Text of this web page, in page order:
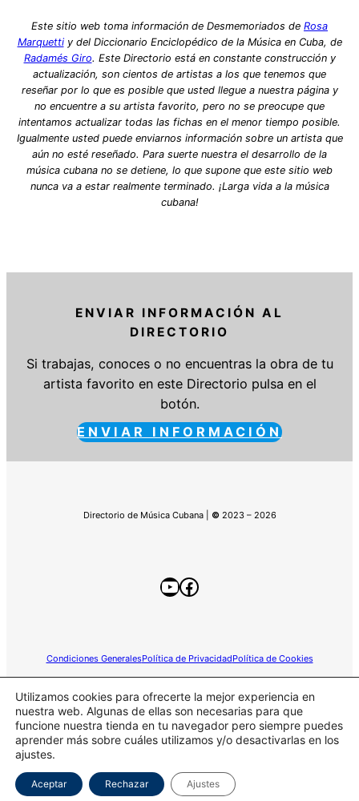
Este sitio web toma información de Desmemoriados de Rosa
Marquettiy del Diccionario Enciclopédico de la Música en Cuba, de
Radamés Giro. Este Directorio está en constante construcción y
actualización, son cientos de artistas a los que tenemos que
reseñar por lo que es posible que usted llegue a nuestra página y
no encuentre a su artista favorito, pero no se preocupe que
intentamos actualizar todas las fichas en el menor tiempo posible.
Igualmente usted puede enviarnos información sobre un artista que
aún no esté reseñado. Para suerte nuestra el desarrollo de la
música cubana no se detiene, lo que supone que este sitio web
nunca va a estar realmente terminado. ¡Larga vida a la música
cubana!
ENVIAR INFORMACIÓN AL
DIRECTORIO
Si trabajas, conoces o no encuentras la obra de tu
artista favorito en este Directorio pulsa en el
botón.
ENVIAR INFORMACIÓN
Directorio de Música Cubana | © 2023 – 2026
YouTube
Facebook
Condiciones GeneralesPolítica de PrivacidadPolítica de Cookies
Este sitio web participa en el programa de Afiliados de
Amazon.
Utilizamos cookies para ofrecerte la mejor experiencia en
nuestra web. Algunas de ellas son necesarias para que
funcione nuestra tienda en tu navegador pero siempre puedes
aprender más sobre cuáles utilizamos y/o desactivarlas en los
ajustes.
Aceptar Rechazar Ajustes